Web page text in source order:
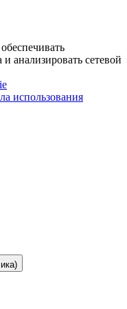
анализировать сетевой
использования